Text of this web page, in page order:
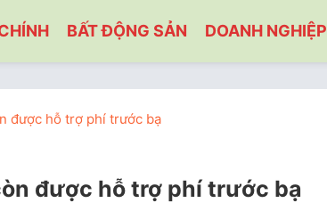
BẤT ĐỘNG SẢN DOANH NGHIỆP
được hỗ trợ phí trước bạ
được hỗ trợ phí trước bạ